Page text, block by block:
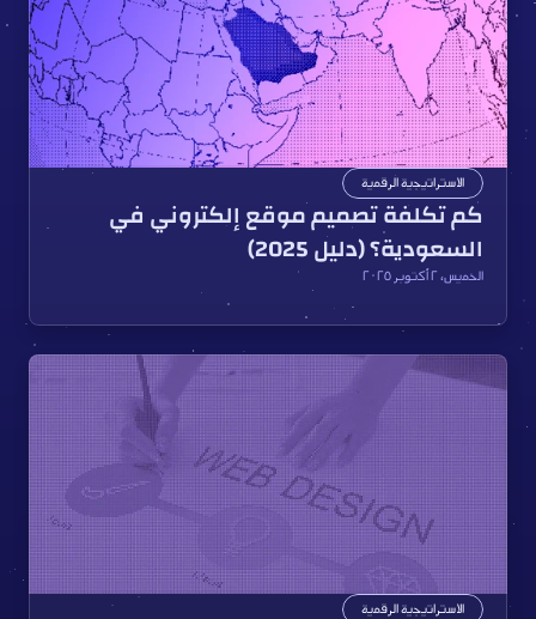
الاستراتيجية الرقمية
السعودية؟ (دليل 2025)
الخميس، ٢ أكتوبر ٢٠٢٥
الاستراتيجية الرقمية